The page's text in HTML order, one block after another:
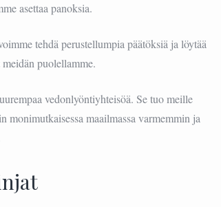
asettaa panoksia.
tehdä perustellumpia päätöksiä ja löytää
puolellamme.
vedonlyöntiyhteisöä. Se tuo meille
monimutkaisessa maailmassa varmemmin ja